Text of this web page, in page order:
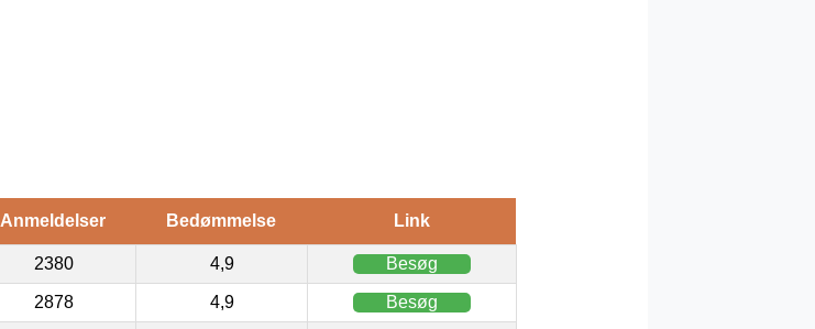
Anmeldelser Bedømmelse Link
2380 4,9 Besøg
2878 4,9 Besøg